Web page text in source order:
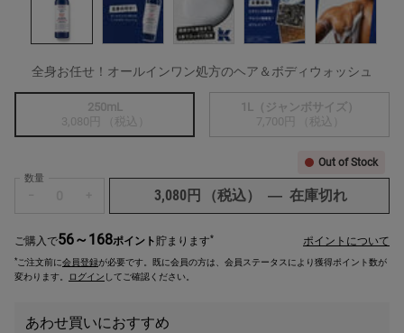
全身お任せ！オールインワン処方のヘア＆ボディウォッシュ
選択済み
商品バリエーションは在庫切れです,
250mL
3,080円
（税込） 選択済み
商品バリエーションは在庫切れで
1L（ジャンボサイズ）
7,700円
（税込）
Out of Stock
数量
3,080円 （税込） ― 在庫切れキール
ご購入で56～168ポイント貯まります* ポイントについて
*ご注文前に会員登録が必要です。既に会員の方は、会員ステータスにより獲得ポイント数が
変わります。
ログイン してご確認ください。
あわせ買いにおすすめ